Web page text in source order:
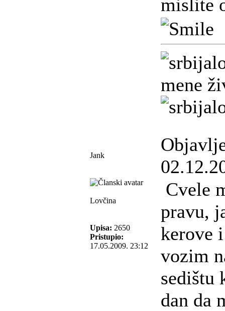
mislite
mene
Jank
Lovčina
Upisa: 2650
Pristupio:
17.05.2009. 23:12
Cvele
pravu,
kerove
vozim
sedištu
dan da